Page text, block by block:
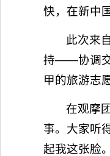
快，在新中
此次来
持——协调交
甲的旅游志
在观摩
事。大家听
起我这张脸